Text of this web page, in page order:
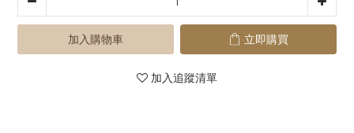
加入購物車 立即購買
加入追蹤清單